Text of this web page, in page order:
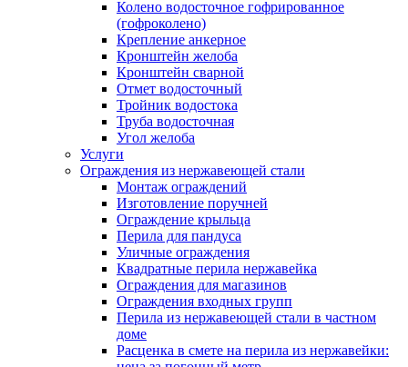
Колено водосточное гофрированное
(гофроколено)
Крепление анкерное
Кронштейн желоба
Кронштейн сварной
Отмет водосточный
Тройник водостока
Труба водосточная
Угол желоба
Услуги
Ограждения из нержавеющей стали
Монтаж ограждений
Изготовление поручней
Ограждение крыльца
Перила для пандуса
Уличные ограждения
Квадратные перила нержавейка
Ограждения для магазинов
Ограждения входных групп
Перила из нержавеющей стали в частном
доме
Расценка в смете на перила из нержавейки: